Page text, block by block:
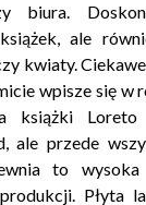
biura.
książek, ale
kwiaty.
wpisze się w
książki
ale przede
to
Płyta